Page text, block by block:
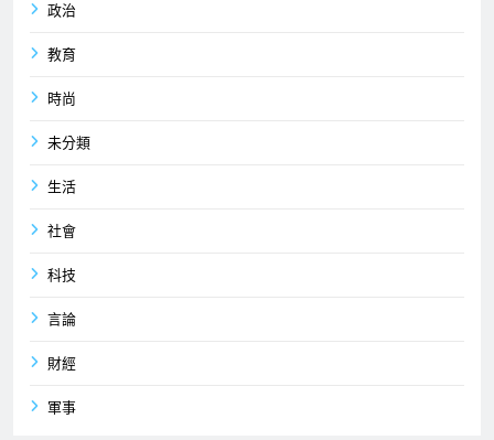
政治
教育
時尚
未分類
生活
社會
科技
言論
財經
軍事